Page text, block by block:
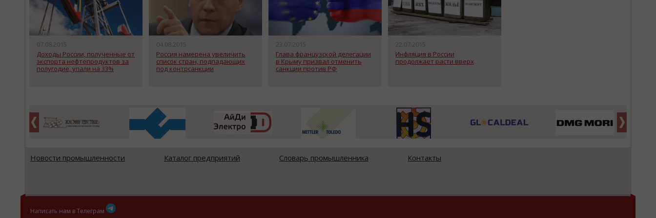
07.08.2015
Доходы России, полученные от
экспорта нефтепродуктов за
полугодие, упали на 33%
04.08.2015
Россия намерена увеличить
список стран, подпадающих
под контрсанкции
23.07.2015
Глава французской делегации
в Крыму призвал отменить
санкции против РФ
22.07.2015
Инфляция в России
продолжает расти вверх
Новости промышленности Каталог предприятий Словарь промышленника Контакты
Написать нам в Телеграм